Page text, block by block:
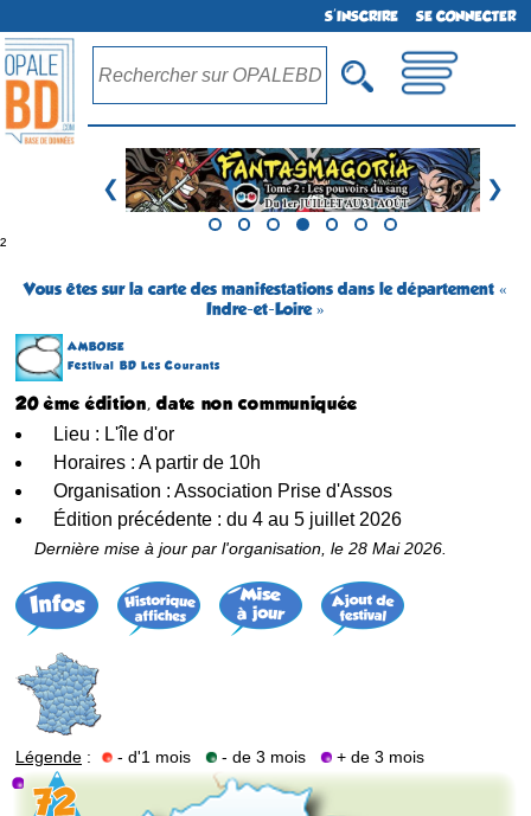
S'INSCRIRE SE CONNECTER
❮ ❯
²
Vous êtes sur la carte des manifestations dans le département «
Indre-et-Loire »
AMBOISE
Festival BD Les Courants
20 ème édition, date non communiquée
Lieu : L'île d'or
Horaires : A partir de 10h
Organisation : Association Prise d'Assos
Édition précédente : du 4 au 5 juillet 2026
Dernière mise à jour par l'organisation, le 28 Mai 2026.
Légende : - d'1 mois - de 3 mois + de 3 mois